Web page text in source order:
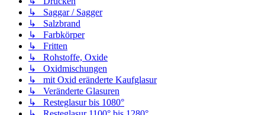
↳ Saggar / Sagger
↳ Salzbrand
↳ Farbkörper
↳ Fritten
↳ Rohstoffe, Oxide
↳ Oxidmischungen
↳ mit Oxid eränderte Kaufglasur
↳ Veränderte Glasuren
↳ Resteglasur bis 1080°